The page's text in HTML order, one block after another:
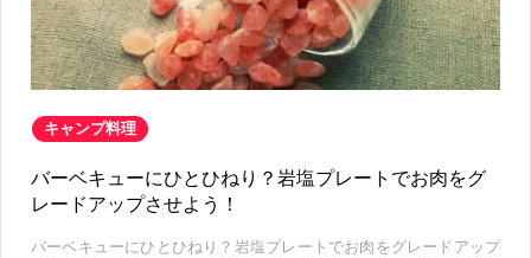
キャンプ料理
バーベキューにひとひねり？岩塩プレートでお肉をグ
レードアップさせよう！
バーベキューにひとひねり？岩塩プレートでお肉をグレードアップ